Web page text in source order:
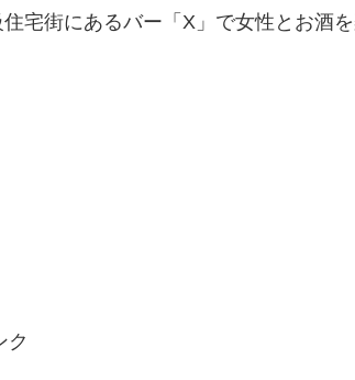
宅街にあるバー「X」で女性とお酒
ク